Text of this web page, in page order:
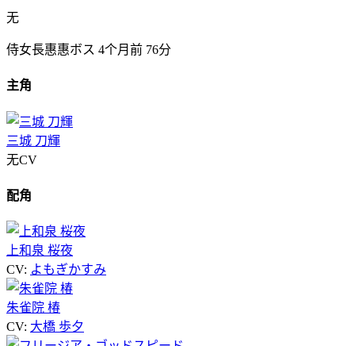
无
侍女長惠惠ボス 4个月前 76分
主角
三城 刀輝
无CV
配角
上和泉 桜夜
CV: よもぎかすみ
朱雀院 椿
CV: 大橋 歩夕